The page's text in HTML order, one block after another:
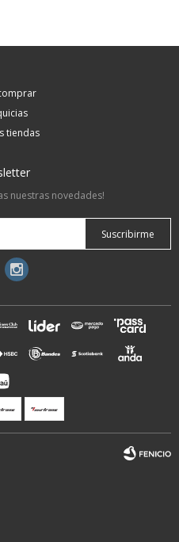
tiendas
nuestras novedades!
Suscribirme
